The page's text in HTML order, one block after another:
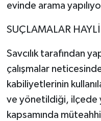
evinde arama
SUÇLAMALAR
Savcılık tarafından
çalışmalar
kabiliyetlerinin
ve yönetildiği, ilçede
kapsamında